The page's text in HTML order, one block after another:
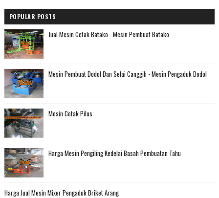
POPULAR POSTS
Jual Mesin Cetak Batako - Mesin Pembuat Batako
Mesin Pembuat Dodol Dan Selai Canggih - Mesin Pengaduk Dodol
Mesin Cetak Pilus
Harga Mesin Pengiling Kedelai Basah Pembuatan Tahu
Harga Jual Mesin Mixer Pengaduk Briket Arang